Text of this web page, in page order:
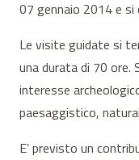
07 gennaio 2014 e
Le visite guidate si
una durata di 70 ore.
interesse
paesaggistico,
E’ previsto un